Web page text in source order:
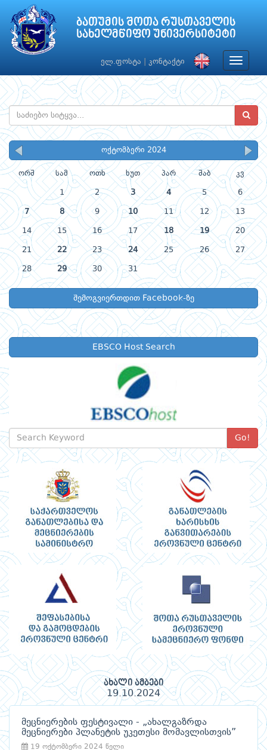
ბათუმის შოთა რუსთაველის
სახელმწიფო უნივერსიტეტი
ელ.ფოსტა კონტაქტი
Toggle
ოქტომბერი 2024
ორშ სამ ოთხ ხუთ პარ შაბ კვ
1 2 3 4 5 6
7 8 9 10 11 12 13
14 15 16 17 18 19 20
21 22 23 24 25 26 27
28 29 30 31
შემოგვიერთდით Facebook-ზე
EBSCO Host Search
Go!
ახალი ამბები
19.10.2024
მეცნიერების ფესტივალი - „ახალგაზრდა
მეცნიერები პლანეტის უკეთესი მომავლისთვის”
19 ოქტომბერი 2024 წელი